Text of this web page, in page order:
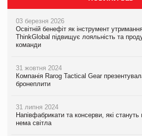
03 березня 2026
Освітній бенефіт як інструмент
ThinkGlobal підвищує лояльність та
команди
31 жовтня 2024
Компанія Rarog Tactical Gear
бронеплити
31 липня 2024
Напівфабрикати та консерви, які стануть
нема світла